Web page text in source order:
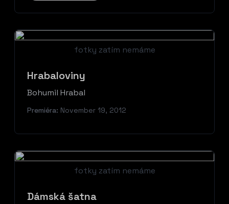
fotky zatím nemáme
Hrabaloviny
Bohumil Hrabal
Premiéra: November 19, 2012
fotky zatím nemáme
Dámská šatna